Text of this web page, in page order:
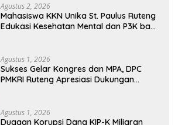
Agustus 2, 2026
Mahasiswa KKN Unika St. Paulus Ruteng
Edukasi Kesehatan Mental dan P3K bagi
Agustus 1, 2026
Sukses Gelar Kongres dan MPA, DPC
PMKRI Ruteng Apresiasi Dukungan
Agustus 1, 2026
Dugaan Korupsi Dana KIP-K Miliaran